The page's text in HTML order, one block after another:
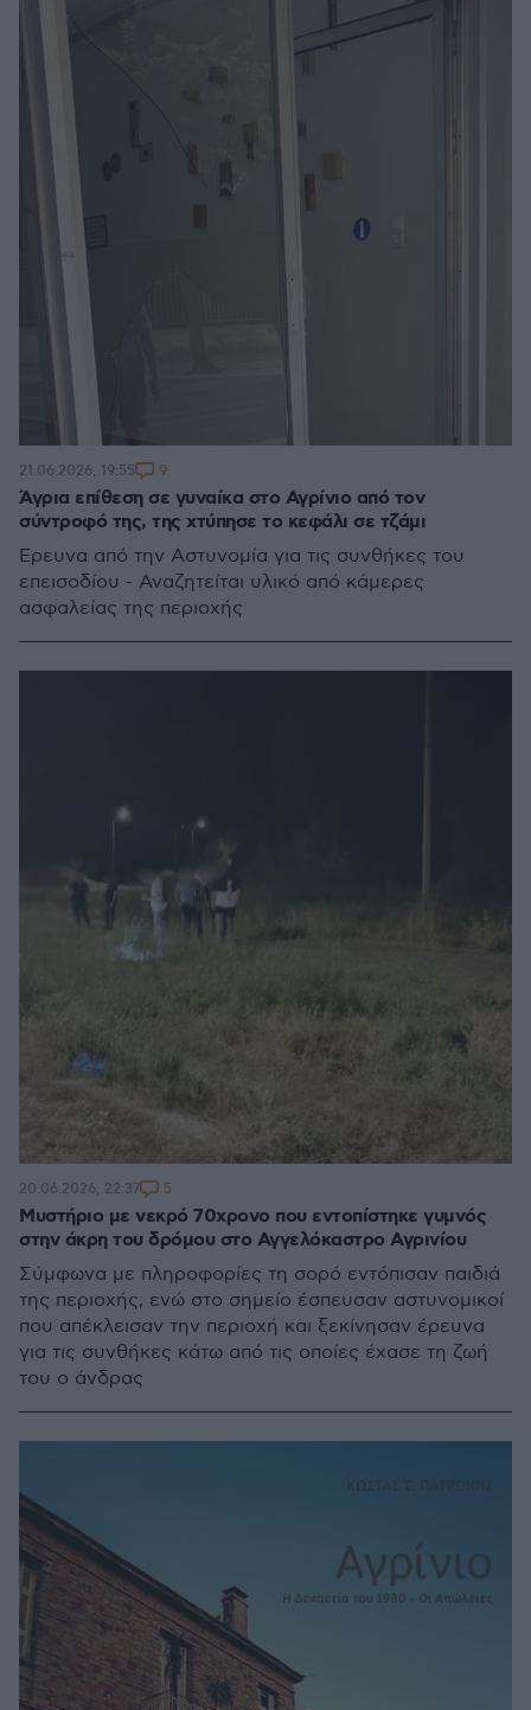
Άγρια επίθεση σε γυναίκα στο Αγρίνιο από τον
σύντροφό της, της χτύπησε το κεφάλι σε τζάμι
Έρευνα από την Αστυνομία για τις συνθήκες του
επεισοδίου - Αναζητείται υλικό από κάμερες
ασφαλείας της περιοχής
21.06.2026, 19:55 9
Μυστήριο με νεκρό 70χρονο που εντοπίστηκε γυμνός
στην άκρη του δρόμου στο Αγγελόκαστρο Αγρινίου
Σύμφωνα με πληροφορίες τη σορό εντόπισαν παιδιά
της περιοχής, ενώ στο σημείο έσπευσαν αστυνομικοί
που απέκλεισαν την περιοχή και ξεκίνησαν έρευνα
για τις συνθήκες κάτω από τις οποίες έχασε τη ζωή
του ο άνδρας
20.06.2026, 22:37 5